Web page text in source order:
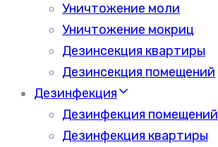
Уничтожение моли
Уничтожение мокриц
Дезинсекция квартиры
Дезинсекция помещений
Дезинфекция
Дезинфекция помещений
Дезинфекция квартиры